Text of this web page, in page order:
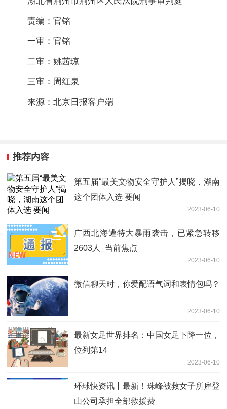
责编：官铭
一审：官铭
二审：姚茜琼
三审：周红泉
来源：北京日报客户端
推荐内容
第五届“最美文物安全守护人”揭晓，湖南
这个团体入选 要闻
2023-06-10
广西北海遭特大暴雨袭击，已紧急转移
2603人_当前焦点
2023-06-10
微信聊天时，你爱配语气词和表情包吗？
2023-06-10
最新女足世界排名：中国女足下降一位，
位列第14
2023-06-10
环球快资讯丨最新！珠峰被救女子所雇登
山公司承担全部救援费